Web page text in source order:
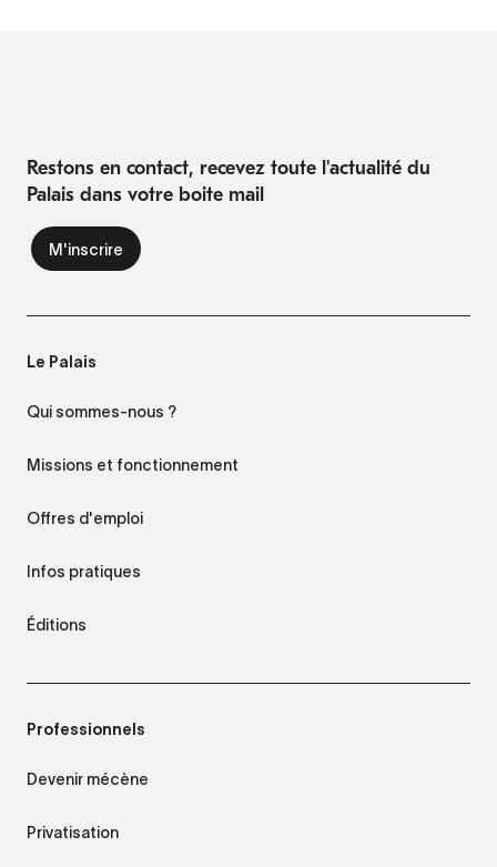
Restons en contact, recevez toute l'actualité du
Palais dans votre boite mail
Le Palais
Qui sommes-nous ?
Missions et fonctionnement
Offres d'emploi
Infos pratiques
Éditions
Professionnels
Devenir mécène
Privatisation